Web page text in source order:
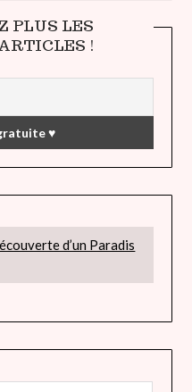
PLUS LES
!
d’un Paradis